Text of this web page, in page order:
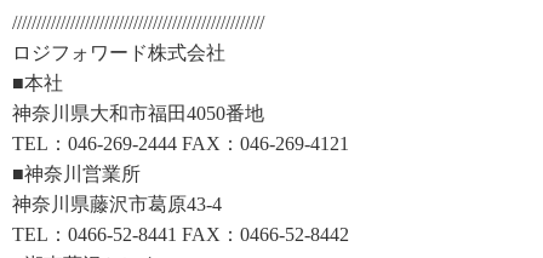
////////////////////////////////////////////////////
ロジフォワード株式会社
■本社
神奈川県大和市福田4050番地
TEL：046-269-2444 FAX：046-269-4121
■神奈川営業所
神奈川県藤沢市葛原43-4
TEL：0466-52-8441 FAX：0466-52-8442